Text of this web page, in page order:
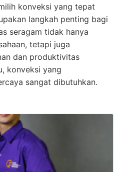
konveksi yang tepat
langkah penting bagi
seragam tidak hanya
tetapi juga
dan produktivitas
konveksi yang
sangat dibutuhkan.